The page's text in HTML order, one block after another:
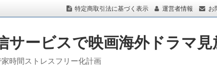
特定商取引法に基づく表示 運営者情報 お
サービスで映画海外ドラマ見
時間ストレスフリー化計画